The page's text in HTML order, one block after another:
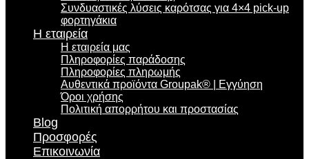
Συνδυαστικές λύσεις καρότσας για 4×4 pick-up
φορτηγάκια
Η εταιρεία
Η εταιρεία μας
Πληροφορίες παράδοσης
Πληροφορίες πληρωμής
Αυθεντικά προϊόντα Groupak® | Εγγύηση
Όροι χρήσης
Πολιτική απορρήτου και προστασίας
Blog
Προσφορές
Επικοινωνία